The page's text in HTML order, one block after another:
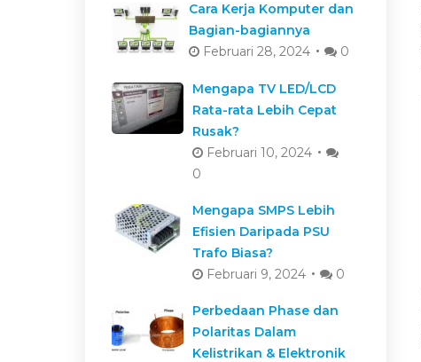
Cara Kerja Komputer dan
Bagian-bagiannya
Februari 28, 2024
0
Mengapa TV LED/LCD
Rata-rata Lebih Cepat
Rusak?
Februari 10, 2024
0
Mengapa SMPS Lebih
Efisien Daripada PSU
Trafo Biasa?
Februari 9, 2024
0
Perbedaan Phase dan
Polaritas Dalam
Kelistrikan & Elektronik